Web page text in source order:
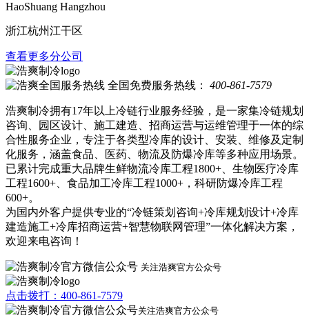
HaoShuang Hangzhou
浙江杭州江干区
查看更多分公司
全国免费服务热线： 400-861-7579
浩爽制冷拥有17年以上冷链行业服务经验，是一家集冷链规划
咨询、园区设计、施工建造、招商运营与运维管理于一体的综
合性服务企业，专注于各类型冷库的设计、安装、维修及定制
化服务，涵盖食品、医药、物流及防爆冷库等多种应用场景。
已累计完成重大品牌生鲜物流冷库工程1800+、生物医疗冷库
工程1600+、食品加工冷库工程1000+，科研防爆冷库工程
600+。
为国内外客户提供专业的“冷链策划咨询+冷库规划设计+冷库
建造施工+冷库招商运营+智慧物联网管理”一体化解决方案，
欢迎来电咨询！
关注浩爽官方公众号
点击拨打：400-861-7579
关注浩爽官方公众号